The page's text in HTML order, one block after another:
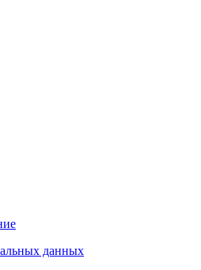
данных